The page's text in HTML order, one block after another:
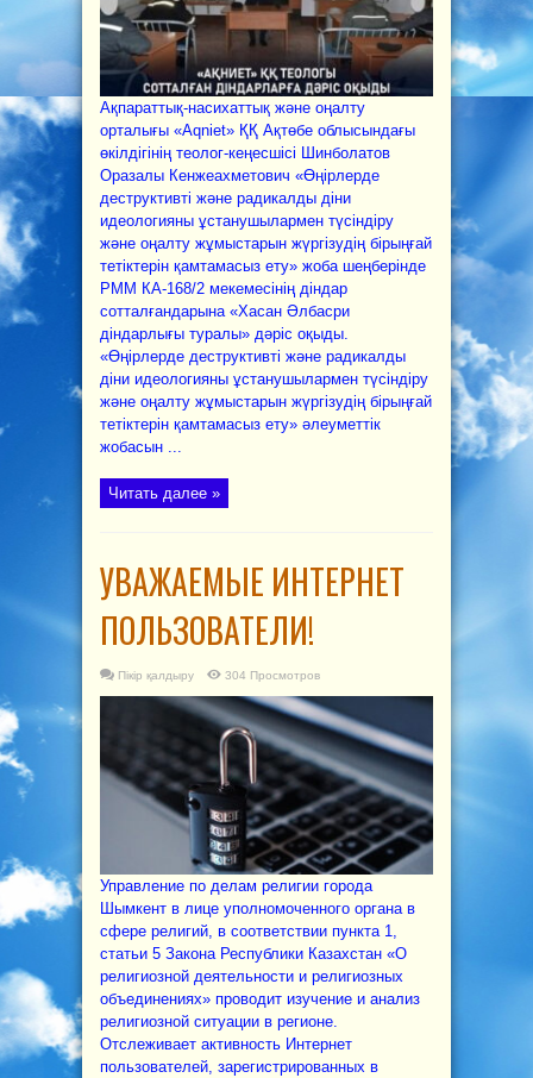
Ақпараттық-насихаттық және оңалту
орталығы «Aqniet» ҚҚ Ақтөбе облысындағы
өкілдігінің теолог-кеңесшісі Шинболатов
Оразалы Кенжеахметович «Өңірлерде
деструктивті және радикалды діни
идеологияны ұстанушылармен түсіндіру
және оңалту жұмыстарын жүргізудің бірыңғай
тетіктерін қамтамасыз ету» жоба шеңберінде
РММ КА-168/2 мекемесінің діндар
сотталғандарына «Хасан Әлбасри
діндарлығы туралы» дәріс оқыды.
«Өңірлерде деструктивті және радикалды
діни идеологияны ұстанушылармен түсіндіру
және оңалту жұмыстарын жүргізудің бірыңғай
тетіктерін қамтамасыз ету» әлеуметтік
жобасын ...
Читать далее »
УВАЖАЕМЫЕ ИНТЕРНЕТ
ПОЛЬЗОВАТЕЛИ!
Пікір қалдыру 304 Просмотров
Управление по делам религии города
Шымкент в лице уполномоченного органа в
сфере религий, в соответствии пункта 1,
статьи 5 Закона Республики Казахстан «О
религиозной деятельности и религиозных
объединениях» проводит изучение и анализ
религиозной ситуации в регионе.
Отслеживает активность Интернет
пользователей, зарегистрированных в